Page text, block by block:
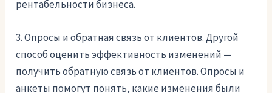
рентабельности бизнеса.
3. Опросы и обратная связь от клиентов. Другой
способ оценить эффективность изменений —
получить обратную связь от клиентов. Опросы и
анкеты помогут понять, какие изменения были